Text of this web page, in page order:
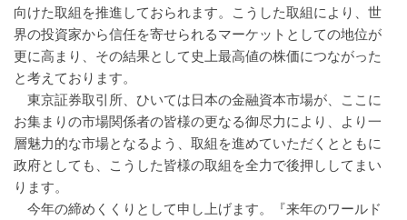
向けた取組を推進しておられます。こうした取組により、世
界の投資家から信任を寄せられるマーケットとしての地位が
更に高まり、その結果として史上最高値の株価につながった
と考えております。
東京証券取引所、ひいては日本の金融資本市場が、ここに
お集まりの市場関係者の皆様の更なる御尽力により、より一
層魅力的な市場となるよう、取組を進めていただくとともに
政府としても、こうした皆様の取組を全力で後押ししてまい
ります。
今年の締めくくりとして申し上げます。『来年のワールド